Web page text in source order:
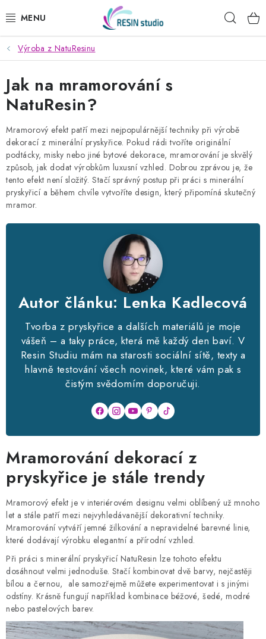
na
KREATIVNÍ SADY
PRYSKYŘICE
PRÁŠKOVÉ HMOTY
DŘEVĚNÉ STAVEBNICE
MÝDLA
SVÍČKY
DIAMANTOVÉ MALOVÁNÍ
VÝPRODEJ
VÝROBKY Z PRYSKYŘICE
DÁRKOVÉ POUKAZY
BLOG
KONTAKTY
Doprava a platba Kontakty Stav objednávky
Blog
Proč nakoupit na Resin Studiu
Sledujte nás
Všeobecné obchodní podmínky
GDPR
Reklamační řád
Spolupracujte s námi
Nejčastější otázky a odpovědi
Galerie
Hodnocení obchodu
Bezpečnostní listy
Pravidla řazení nabídek zboží
Poučení o souborech cookies
Volné pracovní pozice
Výroba z NatuResinu
Jak na mramorování s
NatuResin?
Mramorový efekt patří mezi nejpopulárnější techniky při výrobě
dekorací z minerální pryskyřice. Pokud rádi tvoříte originální
podtácky, misky nebo jiné bytové dekorace, mramorování je skvělý
způsob, jak dodat výrobkům luxusní vzhled. Dobrou zprávou je, že
tento efekt není složitý. Stačí správný postup při práci s minerální
pryskyřicí a během chvíle vytvoříte design, který připomíná skutečný
mramor.
Autor článku: Lenka Kadlecová
Tvorba z pryskyřice a dalších materiálů je moje
vášeň – a taky práce, která mě každý den baví. V
Resin Studiu mám na starosti sociální sítě, texty a
hlavně testování všech novinek, které vám pak s
čistým svědomím doporučuji.
Mramorování dekorací z
pryskyřice je stále trendy
Mramorový efekt je v interiérovém designu velmi oblíbený už mnoho
let a stále patří mezi nejvyhledávanější dekorativní techniky.
Mramorování vytváří jemné žilkování a nepravidelné barevné linie,
které dodávají výrobku elegantní a přírodní vzhled.
Při práci s minerální pryskyřicí NatuResin lze tohoto efektu
dosáhnout velmi jednoduše. Stačí kombinovat dvě barvy, nejčastěji
bílou a černou, ale samozřejmě můžete experimentovat i s jinými
odstíny. Krásně fungují například kombinace béžové, šedé, modré
nebo pastelových barev.